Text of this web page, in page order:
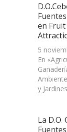
en Fruit
5
En
y
La D.O.